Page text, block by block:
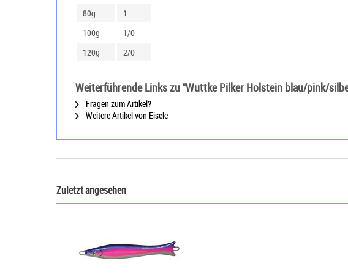
80g
1
100g
1/0
120g
2/0
Weiterführende Links zu "Wuttke Pilker Holstein blau/pink/
Fragen zum Artikel?
Weitere Artikel von Eisele
Zuletzt angesehen